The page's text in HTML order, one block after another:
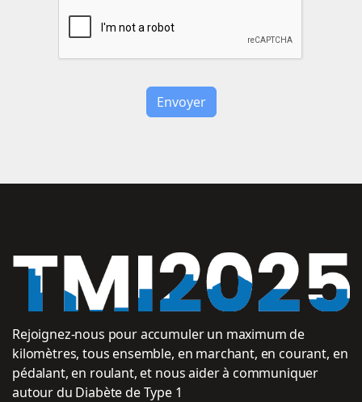
Envoyer
Rejoignez-nous pour accumuler un maximum de
kilomètres, tous ensemble, en marchant, en courant, en
pédalant, en roulant, et nous aider à communiquer
autour du Diabète de Type 1